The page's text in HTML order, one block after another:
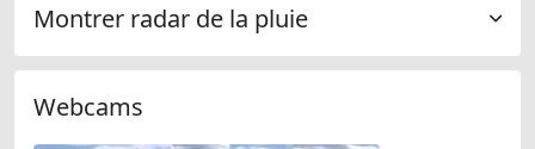
Montrer radar de la pluie
Webcams